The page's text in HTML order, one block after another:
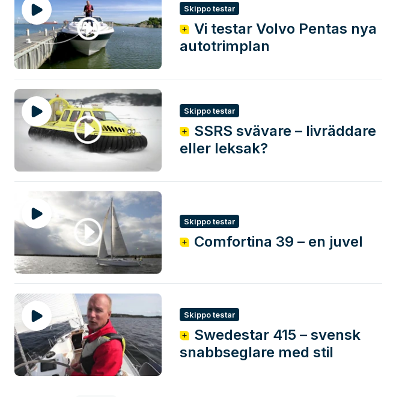
Skippo testar
Vi testar Volvo Pentas nya
autotrimplan
Skippo testar
SSRS svävare – livräddare
eller leksak?
Skippo testar
Comfortina 39 – en juvel
Skippo testar
Swedestar 415 – svensk
snabbseglare med stil